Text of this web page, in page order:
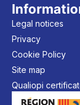
Legal notices
Privacy
Cookie Policy
Site map
Qualiopi